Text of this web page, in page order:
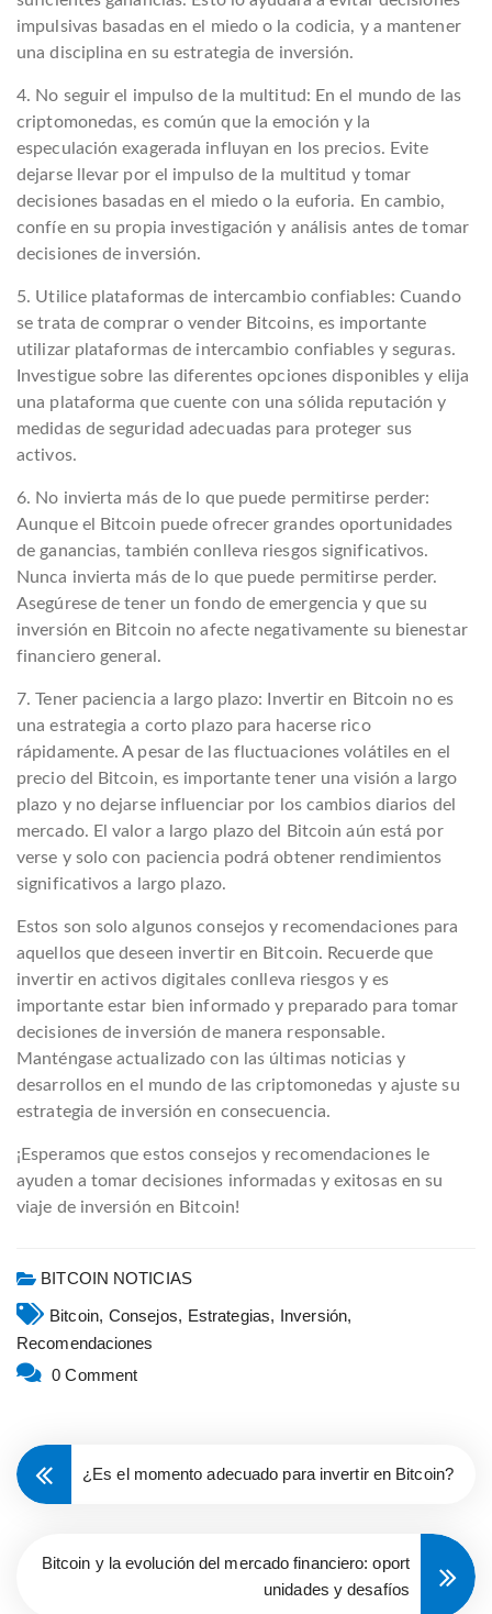
impulsivas basadas en el miedo o la codicia, y a mantener
una disciplina en su estrategia de inversión.
4. No seguir el impulso de la multitud: En el mundo de las
criptomonedas, es común que la emoción y la
especulación exagerada influyan en los precios. Evite
dejarse llevar por el impulso de la multitud y tomar
decisiones basadas en el miedo o la euforia. En cambio,
confíe en su propia investigación y análisis antes de tomar
decisiones de inversión.
5. Utilice plataformas de intercambio confiables: Cuando
se trata de comprar o vender Bitcoins, es importante
utilizar plataformas de intercambio confiables y seguras.
Investigue sobre las diferentes opciones disponibles y elija
una plataforma que cuente con una sólida reputación y
medidas de seguridad adecuadas para proteger sus
activos.
6. No invierta más de lo que puede permitirse perder:
Aunque el Bitcoin puede ofrecer grandes oportunidades
de ganancias, también conlleva riesgos significativos.
Nunca invierta más de lo que puede permitirse perder.
Asegúrese de tener un fondo de emergencia y que su
inversión en Bitcoin no afecte negativamente su bienestar
financiero general.
7. Tener paciencia a largo plazo: Invertir en Bitcoin no es
una estrategia a corto plazo para hacerse rico
rápidamente. A pesar de las fluctuaciones volátiles en el
precio del Bitcoin, es importante tener una visión a largo
plazo y no dejarse influenciar por los cambios diarios del
mercado. El valor a largo plazo del Bitcoin aún está por
verse y solo con paciencia podrá obtener rendimientos
significativos a largo plazo.
Estos son solo algunos consejos y recomendaciones para
aquellos que deseen invertir en Bitcoin. Recuerde que
invertir en activos digitales conlleva riesgos y es
importante estar bien informado y preparado para tomar
decisiones de inversión de manera responsable.
Manténgase actualizado con las últimas noticias y
desarrollos en el mundo de las criptomonedas y ajuste su
estrategia de inversión en consecuencia.
¡Esperamos que estos consejos y recomendaciones le
ayuden a tomar decisiones informadas y exitosas en su
viaje de inversión en Bitcoin!
BITCOIN NOTICIAS
Bitcoin, Consejos, Estrategias, Inversión,
Recomendaciones
0 Comment
¿Es el momento adecuado para invertir en Bitcoin?
Bitcoin y la evolución del mercado financiero: oport
unidades y desafíos